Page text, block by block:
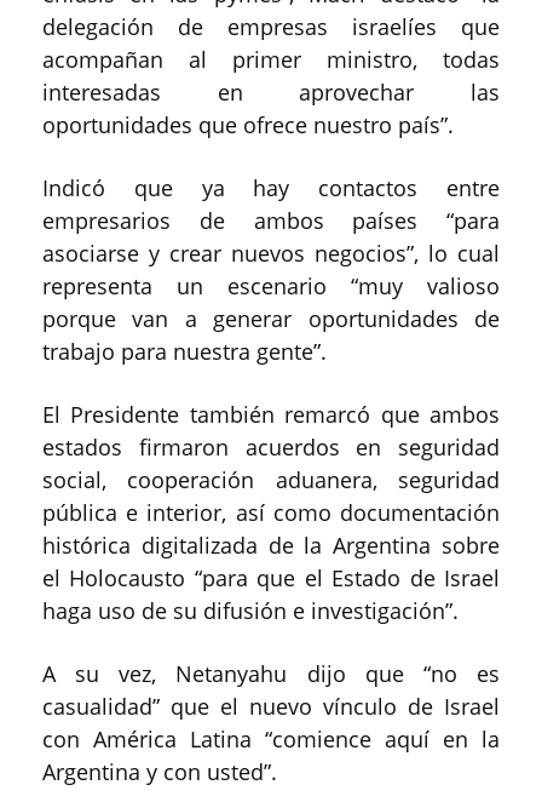
delegación de empresas israelíes que
acompañan al primer ministro, todas
interesadas en aprovechar las
oportunidades que ofrece nuestro país”.
Indicó que ya hay contactos entre
empresarios de ambos países “para
asociarse y crear nuevos negocios”, lo cual
representa un escenario “muy valioso
porque van a generar oportunidades de
trabajo para nuestra gente”.
El Presidente también remarcó que ambos
estados firmaron acuerdos en seguridad
social, cooperación aduanera, seguridad
pública e interior, así como documentación
histórica digitalizada de la Argentina sobre
el Holocausto “para que el Estado de Israel
haga uso de su difusión e investigación”.
A su vez, Netanyahu dijo que “no es
casualidad” que el nuevo vínculo de Israel
con América Latina “comience aquí en la
Argentina y con usted”.